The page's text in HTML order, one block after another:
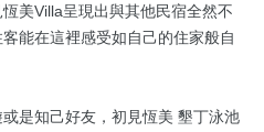
美Villa呈現出與其他民宿全然不
能在這裡感受如自己的住家般自
是知己好友，初見恆美 墾丁泳池